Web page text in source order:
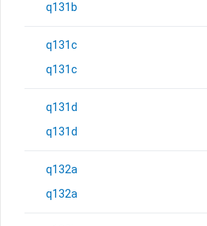
q131b
q131c
q131c
q131d
q131d
q132a
q132a